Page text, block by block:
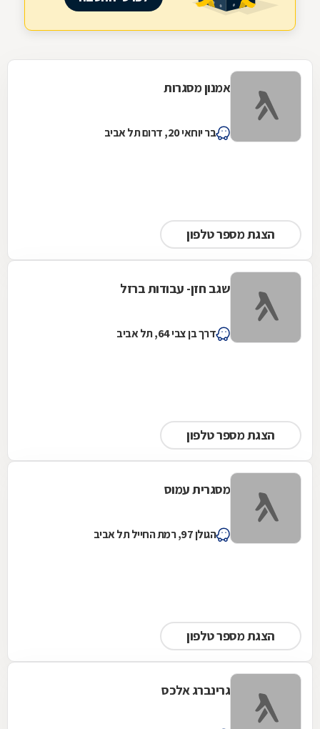
אמנון מסגרות
בר יוחאי 20, דרום תל אביב
הצגת מספר טלפון
שגב חזן- עבודות ברזל
דרך בן צבי 64, תל אביב
הצגת מספר טלפון
מסגרית עמוס
הגולן 97, רמת החייל תל אביב
הצגת מספר טלפון
גרינברג אלכס